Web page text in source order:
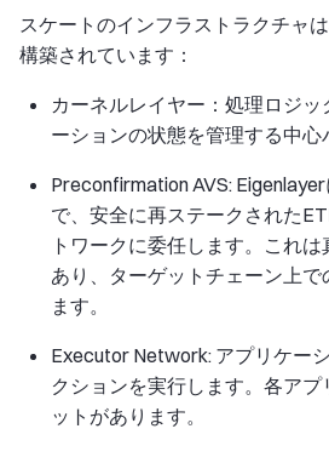
スケートのインフラストラクチャ
構築されています：
カーネルレイヤー：処理ロジ
ーションの状態を管理する中心
Preconfirmation AVS:
で、安全に再ステークされた
トワークに委任します。これ
あり、ターゲットチェーン上
ます。
Executor Network: アプリケー
クションを実行します。各ア
ットがあります。